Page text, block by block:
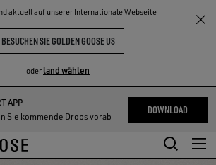
aktuell auf unserer Internationale Webseite
BESUCHEN SIE GOLDEN GOOSE US
oder land wählen
APP
Sie kommende Drops vorab
DOWNLOAD
THE
COMMUNITY